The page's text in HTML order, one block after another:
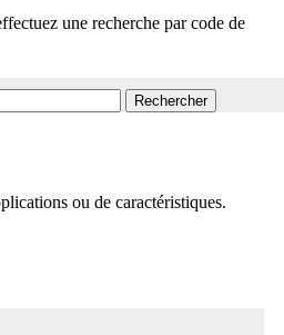
une recherche par code de
Rechercher
ou de caractéristiques.